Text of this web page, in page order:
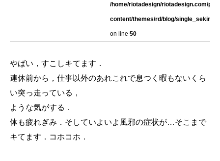
/home/riotadesign/riotadesign.com/
content/themes/rd/blog/
on line 50
やばい，すこしキてます．
連休前から，仕事以外のあれこれで息つく暇もないくら
い突っ走っている，
ような気がする．
体も疲れぎみ．そしていよいよ風邪の症状が…そこまで
キてます．コホコホ．